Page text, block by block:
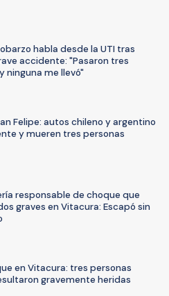
habla desde la UTI tras
accidente: "Pasaron tres
ninguna me llevó"
Felipe: autos chileno y argentino
y mueren tres personas
responsable de choque que
graves en Vitacura: Escapó sin
en Vitacura: tres personas
gravemente heridas